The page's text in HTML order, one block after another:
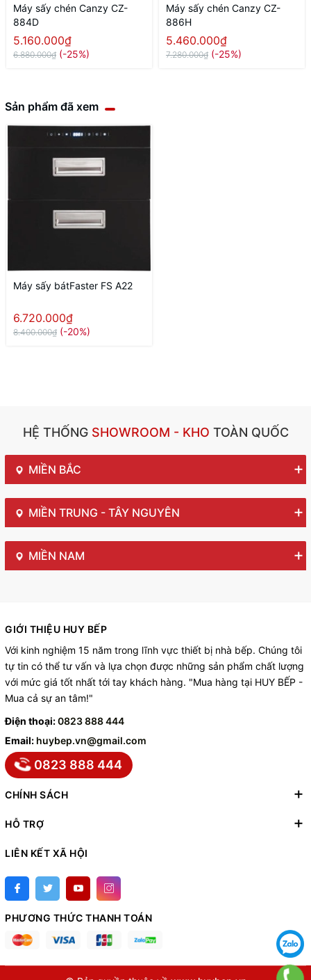
Máy sấy chén Canzy CZ-
884D
5.160.000₫
6.880.000₫ (-25%)
Máy sấy chén Canzy CZ-
886H
5.460.000₫
7.280.000₫ (-25%)
Sản phẩm đã xem
Máy sấy bátFaster FS A22
6.720.000₫
8.400.000₫ (-20%)
HỆ THỐNGSHOWROOM - KHO TOÀN QUỐC
MIỀN BẮC
MIỀN TRUNG - TÂY NGUYÊN
MIỀN NAM
GIỚI THIỆU HUY BẾP
Với kinh nghiệm 15 năm trong lĩnh vực thiết bị nhà bếp. Chúng tôi
tự tin có thể tư vấn và lựa chọn được những sản phẩm chất lượng
với mức giá tốt nhất tới tay khách hàng. "Mua hàng tại HUY BẾP -
Mua cả sự an tâm!"
Điện thoại:0823 888 444
Email: huybep.vn@gmail.com
0823 888 444
CHÍNH SÁCH
HỖ TRỢ
LIÊN KẾT XÃ HỘI
PHƯƠNG THỨC THANH TOÁN